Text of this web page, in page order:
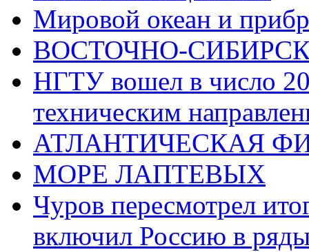
Мировой океан и
ВОСТОЧНО-
НГТУ вошел в число
техническим
АТЛАНТИЧЕСКАЯ
МОРЕ ЛАПТЕВЫХ
Чуров пересмотрел
включил Россию в